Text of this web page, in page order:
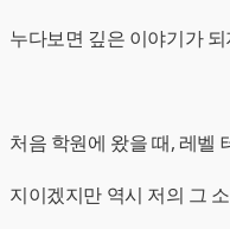
누다보면 깊은 이야기가
처음 학원에 왔을 때, 레벨
지이겠지만 역시 저의 그